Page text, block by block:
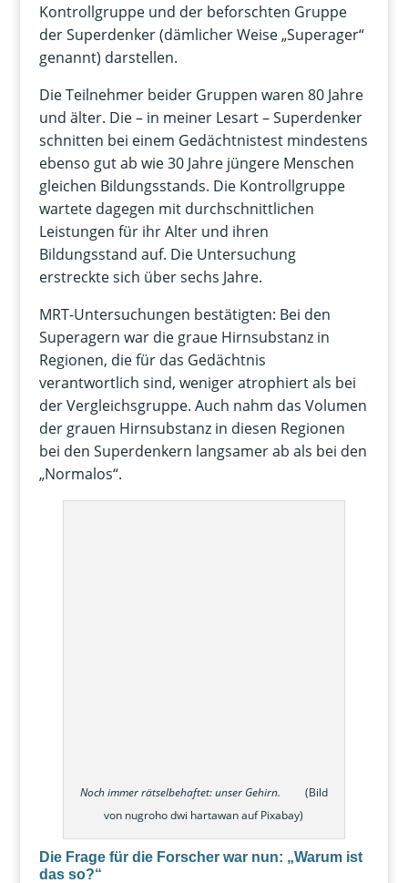
Kontrollgruppe und der beforschten Gruppe
der Superdenker (dämlicher Weise „Superager“
genannt) darstellen.
Die Teilnehmer beider Gruppen waren 80 Jahre
und älter. Die – in meiner Lesart – Superdenker
schnitten bei einem Gedächtnistest mindestens
ebenso gut ab wie 30 Jahre jüngere Menschen
gleichen Bildungsstands. Die Kontrollgruppe
wartete dagegen mit durchschnittlichen
Leistungen für ihr Alter und ihren
Bildungsstand auf. Die Untersuchung
erstreckte sich über sechs Jahre.
MRT-Untersuchungen bestätigten: Bei den
Superagern war die graue Hirnsubstanz in
Regionen, die für das Gedächtnis
verantwortlich sind, weniger atrophiert als bei
der Vergleichsgruppe. Auch nahm das Volumen
der grauen Hirnsubstanz in diesen Regionen
bei den Superdenkern langsamer ab als bei den
„Normalos“.
Noch immer rätselbehaftet: unser Gehirn.
(Bild
von nugroho dwi hartawan auf Pixabay)
Die Frage für die Forscher war nun: „Warum ist
das so?“